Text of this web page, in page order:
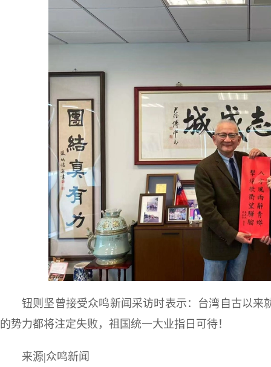
钮则坚曾接受众鸣新闻采访时表示：台湾自古以
的势力都将注定失败，祖国统一大业指日可待！
来源|众鸣新闻